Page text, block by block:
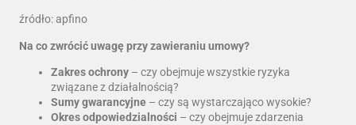
źródło:apfino
Na co zwrócić uwagę przy zawieraniu umowy?
Zakres ochrony – czy obejmuje wszystkie ryzyka
związane z działalnością?
Sumy gwarancyjne – czy są wystarczająco wysokie?
Okres odpowiedzialności – czy obejmuje zdarzenia